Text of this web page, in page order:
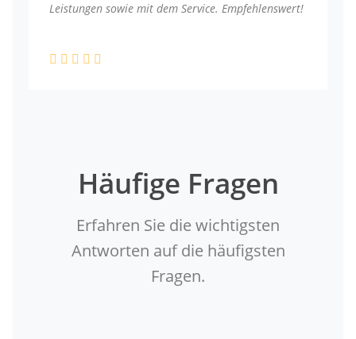
Leistungen sowie mit dem Service. Empfehlenswert!
Häufige Fragen
Erfahren Sie die wichtigsten
Antworten auf die häufigsten
Fragen.